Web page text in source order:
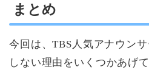
まとめ
今回は、TBS人気アナウン
しない理由をいくつかあげて